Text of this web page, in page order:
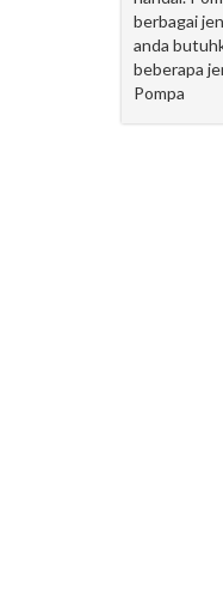
berbagai
anda
beberapa
Pompa